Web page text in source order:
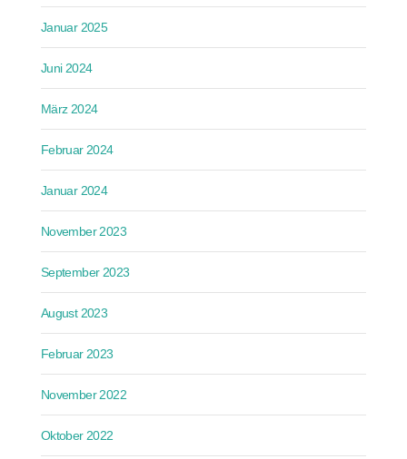
Januar 2025
Juni 2024
März 2024
Februar 2024
Januar 2024
November 2023
September 2023
August 2023
Februar 2023
November 2022
Oktober 2022